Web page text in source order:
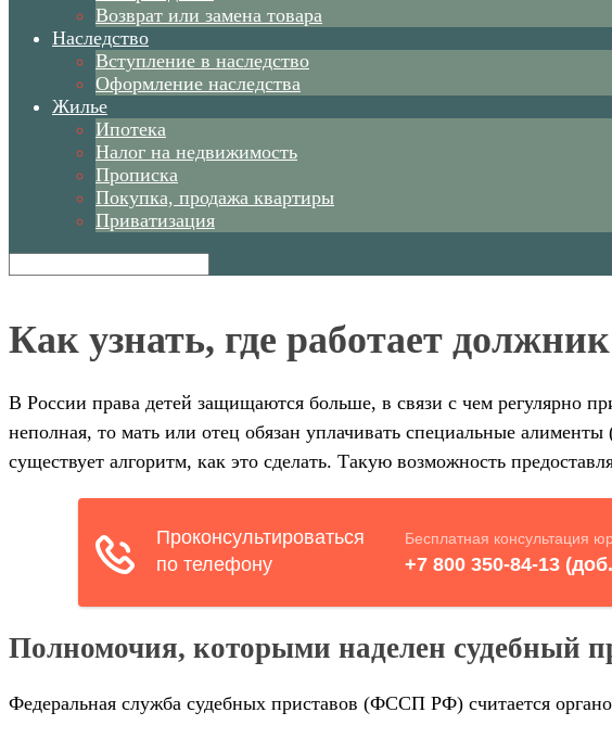
Возврат или замена товара
Наследство
Вступление в наследство
Оформление наследства
Жилье
Ипотека
Налог на недвижимость
Прописка
Покупка, продажа квартиры
Приватизация
Как узнать, где работает
В России права детей защищаются больше, в связи с чем регулярно
неполная, то мать или отец обязан уплачивать специальные
существует алгоритм, как это сделать. Такую возможность
Полномочия, которыми наделен судебный
Федеральная служба судебных приставов (ФССП РФ) считается